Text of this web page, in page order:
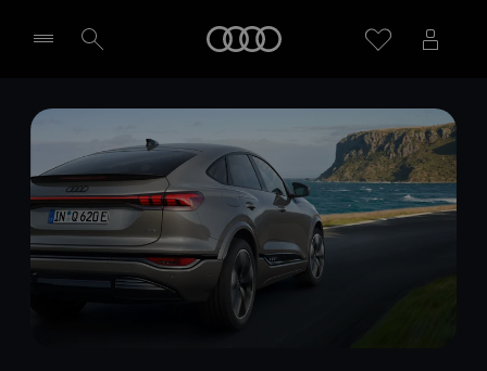
Händler wählen